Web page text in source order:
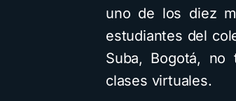
uno de los diez
estudiantes del
Suba, Bogotá, no
clases virtuales.